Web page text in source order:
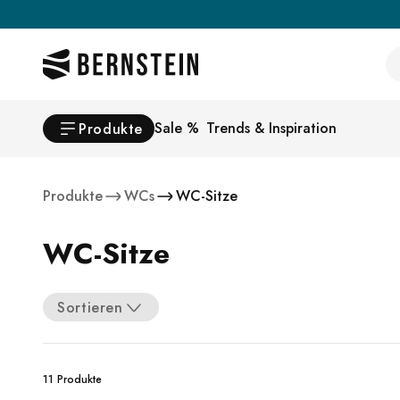
Produkte Sale % Trends & Inspiration
Produkte WCs WC-Sitze
WC-Sitze
Sortieren
11 Produkte